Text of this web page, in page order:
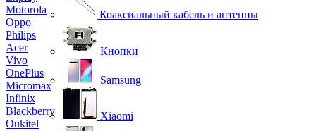
Motorola
Oppo
Philips
Acer
Vivo
OnePlus
Micromax
Infinix
Blackberry
Oukitel
Коаксиальный кабель и антенны
Кнопки
Samsung
Xiaomi